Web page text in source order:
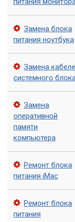
Изредка
объем и
позволяют
за этого
крышки на время
2. Блок
неисправен
Замена блока
питания ноутбука
Замена
системного
Замена
оперативной
памяти
компьютера
Ремонт блока
питания iMac
Ремонт блока
питания